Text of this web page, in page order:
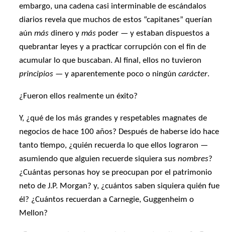
embargo, una cadena casi interminable de escándalos
diarios revela que muchos de estos “capitanes” querían
aúnmás dinero ymás poder — y estaban dispuestos a
quebrantar leyes y a practicar corrupción con el fin de
acumular lo que buscaban. Al final, ellos no tuvieron
principios — y aparentemente poco o ningúncarácter.
¿Fueron ellos realmente un éxito?
Y, ¿qué de los más grandes y respetables magnates de
negocios de hace 100 años? Después de haberse ido hace
tanto tiempo, ¿quién recuerda lo que ellos lograron —
asumiendo que alguien recuerde siquiera susnombres?
¿Cuántas personas hoy se preocupan por el patrimonio
neto de J.P. Morgan? y, ¿cuántos saben siquiera quién fue
él? ¿Cuántos recuerdan a Carnegie, Guggenheim o
Mellon?